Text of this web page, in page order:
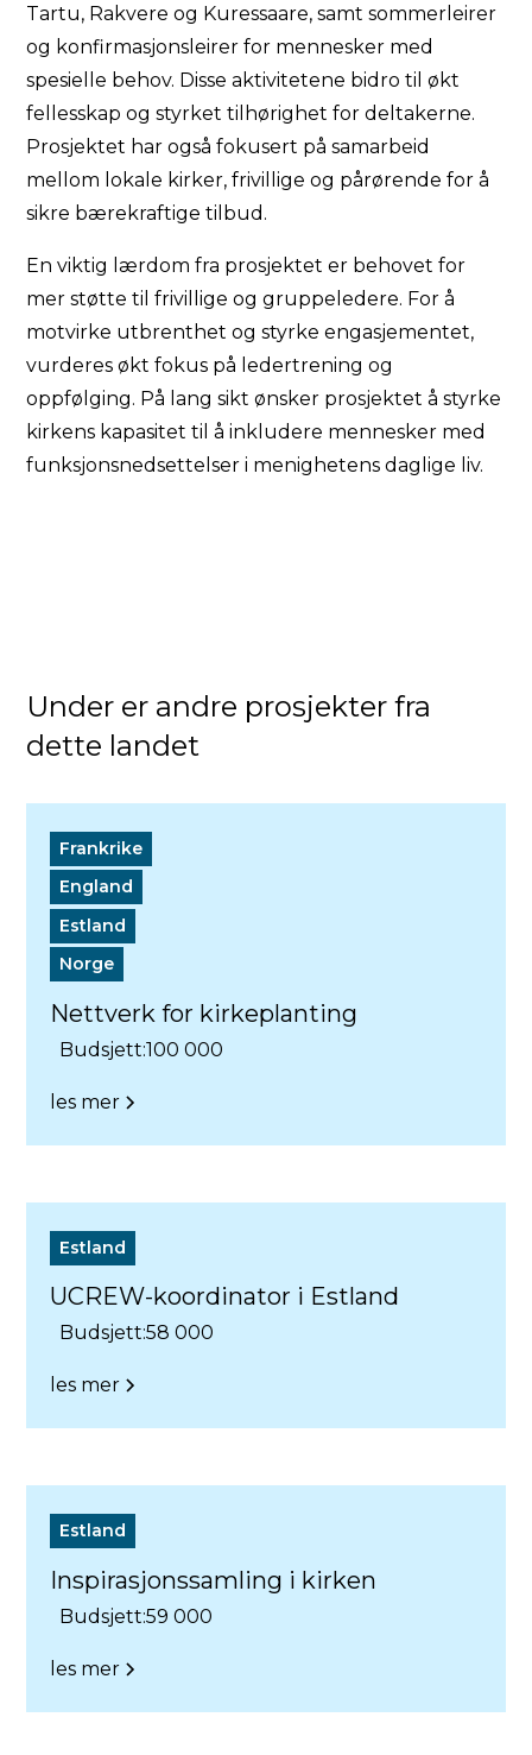
Tartu, Rakvere og Kuressaare, samt sommerleirer
og konfirmasjonsleirer for mennesker med
spesielle behov. Disse aktivitetene bidro til økt
fellesskap og styrket tilhørighet for deltakerne.
Prosjektet har også fokusert på samarbeid
mellom lokale kirker, frivillige og pårørende for å
sikre bærekraftige tilbud.
En viktig lærdom fra prosjektet er behovet for
mer støtte til frivillige og gruppeledere. For å
motvirke utbrenthet og styrke engasjementet,
vurderes økt fokus på ledertrening og
oppfølging. På lang sikt ønsker prosjektet å styrke
kirkens kapasitet til å inkludere mennesker med
funksjonsnedsettelser i menighetens daglige liv.
Under er andre prosjekter fra
dette landet
Frankrike
England
Estland
Norge
Nettverk for kirkeplanting
Budsjett:100 000
les mer
Estland
UCREW-koordinator i Estland
Budsjett:58 000
les mer
Estland
Inspirasjonssamling i kirken
Budsjett:59 000
les mer